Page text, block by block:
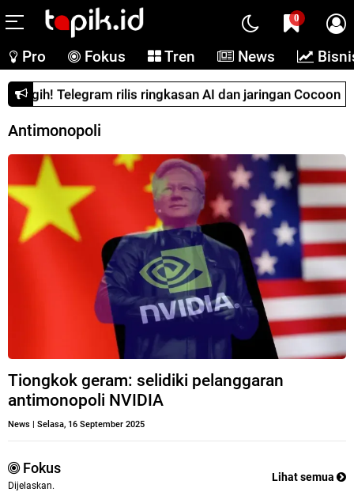
0
Pro Fokus Tren News
Dituding langgar aturan, Google banding ke DOJ
Antimonopoli
Tiongkok geram: selidiki pelanggaran
antimonopoli NVIDIA
News | Selasa, 16 September 2025
Fokus
Dijelaskan.
Lihat semua